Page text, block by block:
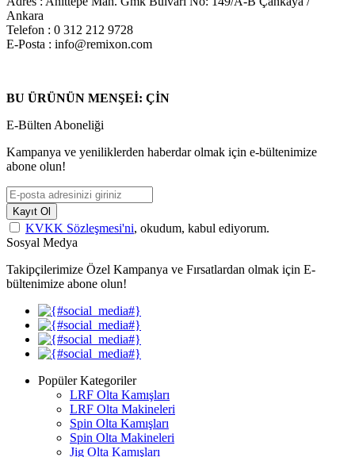
Ankara
Telefon : 0 312 212 9728
E-Posta : info@remixon.com
BU ÜRÜNÜN MENŞEİ: ÇİN
E-Bülten Aboneliği
Kampanya ve yeniliklerden haberdar olmak için e-bültenimize
abone olun!
Kayıt Ol
KVKK Sözleşmesi'ni, okudum, kabul ediyorum.
Sosyal Medya
Takipçilerimize Özel Kampanya ve Fırsatlardan olmak için E-
bültenimize abone olun!
Popüler Kategoriler
LRF Olta Kamışları
LRF Olta Makineleri
Spin Olta Kamışları
Spin Olta Makineleri
Jig Olta Kamışları